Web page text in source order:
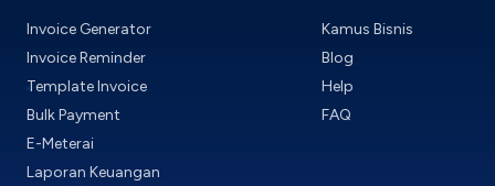
Invoice Generator
Invoice Reminder
Template Invoice
Bulk Payment
E-Meterai
Laporan Keuangan
Kamus Bisnis
Blog
Help
FAQ